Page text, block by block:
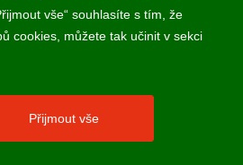
daně online; v případě technického
vše“ souhlasíte s tím, že
cookies, můžete tak učinit v sekci
Přijmout vše